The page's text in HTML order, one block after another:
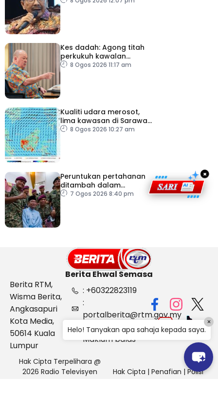
Kes dadah: Agong titah
perkukuh kawalan
lapangan terbang, pintu
8 Ogos 2026 11:17 am
Kualiti udara merosot,
lima kawasan di Sarawak
catat IPU tidak sihat
8 Ogos 2026 10:27 am
Peruntukan pertahanan
ditambah dalam
Belanjawan 2027
7 Ogos 2026 8:40 pm
×
Berita Ehwal Semasa
Berita RTM,
Wisma Berita,
Angkasapuri
Kota Media,
50614 Kuala
Lumpur
: +60322823119
:
portalberita@rtm.gov.my
: Aduan &
Maklum balas
Hak Cipta Terpelihara @
2026 Radio Televisyen
Hak Cipta | Penafian | Polisi
Helo! Tanyakan apa sahaja kepada saya.
×